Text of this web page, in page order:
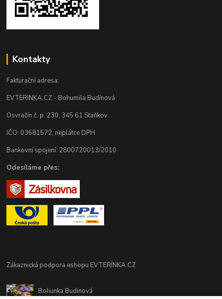
Kontakty
Fakturační adresa:
EVTERINKA.CZ - Bohumila Budínová
Osvračín č. p. 230, 345 61 Staňkov
IČO: 03681572, neplátce DPH
Bankovní spojení: 2800720013/2010
Odesíláme přes:
Zákaznická podpora eshopu EVTERINKA.CZ
Bohunka Budínová